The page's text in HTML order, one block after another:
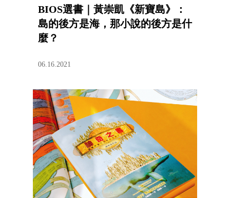
BIOS選書｜黃崇凱《新寶島》：
島的後方是海，那小說的後方是什
麼？
06.16.2021